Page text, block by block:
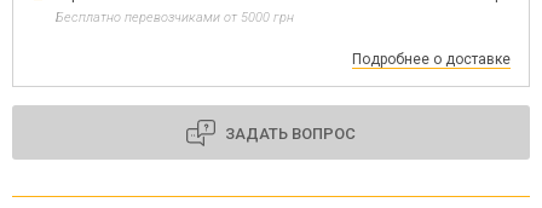
Бесплатно перевозчиками от 5000 грн
Подробнее о доставке
ЗАДАТЬ ВОПРОС